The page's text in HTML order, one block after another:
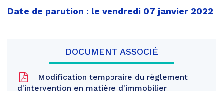
Date de parution : le vendredi 07 janvier 2022
DOCUMENT ASSOCIÉ
Modification temporaire du règlement
d'intervention en matière d'immobilier